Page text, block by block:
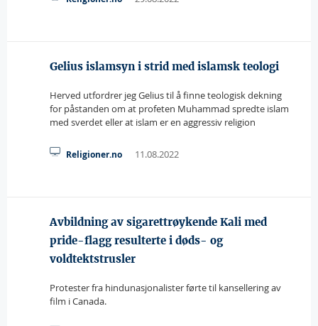
Gelius islamsyn i strid med islamsk teologi
Herved utfordrer jeg Gelius til å finne teologisk dekning
for påstanden om at profeten Muhammad spredte islam
med sverdet eller at islam er en aggressiv religion
Religioner.no 11.08.2022
Avbildning av sigarettrøykende Kali med
pride-flagg resulterte i døds- og
voldtektstrusler
Protester fra hindunasjonalister førte til kansellering av
film i Canada.